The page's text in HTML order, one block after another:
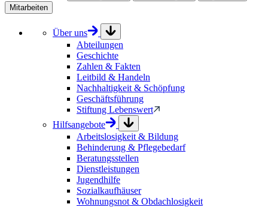
Mitarbeiten
Über uns
Abteilungen
Geschichte
Zahlen & Fakten
Leitbild & Handeln
Nachhaltigkeit & Schöpfung
Geschäftsführung
Stiftung Lebenswert
Hilfsangebote
Arbeitslosigkeit & Bildung
Behinderung & Pflegebedarf
Beratungsstellen
Dienstleistungen
Jugendhilfe
Sozialkaufhäuser
Wohnungsnot & Obdachlosigkeit